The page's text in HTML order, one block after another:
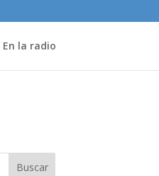
En la radio